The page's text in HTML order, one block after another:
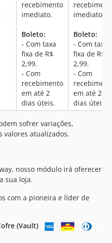
recebimento
imediato.
Boleto:
- Com taxa
fixa de R$
2,99.
- Com
recebimento
em até 2
dias úteis.
imediato.
Boleto:
- Com taxa
fixa de R$
2,99.
- Com
em até 2
dias úteis.
sofrer variações,
valores atualizados.
nosso módulo irá oferecer
sua loja.
com a pioneira e líder de
(Vault)